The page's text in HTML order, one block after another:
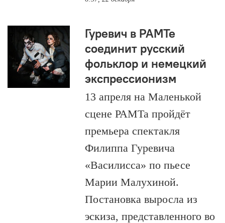
Гуревич в РАМТе
соединит русский
фольклор и немецкий
экспрессионизм
13 апреля на Маленькой
сцене РАМТа пройдёт
премьера спектакля
Филиппа Гуревича
«Василисса» по пьесе
Марии Малухиной.
Постановка выросла из
эскиза, представленного во